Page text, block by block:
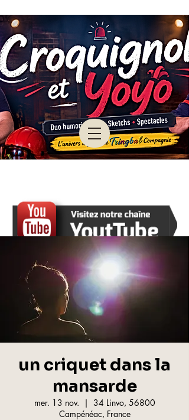
un criquet dans la
mansarde
mer. 13 nov.
  |
34 Linvo, 56800
Campénéac, France